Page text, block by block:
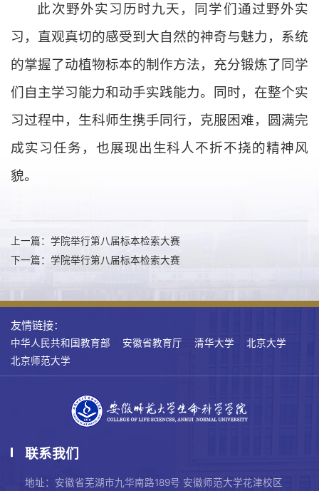
此次野外实习历时九天，同学们通过野外实
习，直观真切的感受到大自然的神奇与魅力，系统
的掌握了动植物标本的制作方法，充分锻炼了同学
们自主学习能力和动手实践能力。同时，在整个实
习过程中，生科师生携手同行，克服困难， 圆满完
成实习任务， 也展现出生科人不折不挠的精神风
貌。
上一篇：学院举行第八届标本检索大赛
下一篇：学院举行第八届标本检索大赛
友情链接：
中华人民共和国教育部 安徽省教育厅 清华大学
北京大学
北京师范大学
联系我们
地址：安徽省芜湖市九华南路189号 安徽师范大学花津校区